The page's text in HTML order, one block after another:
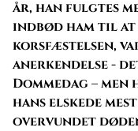
år, han fulgtes
indbød ham til
korsfæstelsen,
anerkendelse -
Dommedag –
hans elskede
overvundet